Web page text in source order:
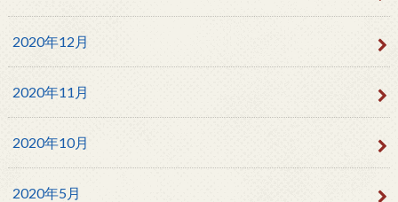
2020年12月
2020年11月
2020年10月
2020年5月